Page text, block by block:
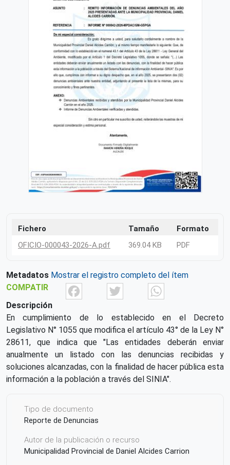
Fichero Tamaño
Formato
OFICIO-000043-2026-A.pdf
369.04 KB PDF
Metadatos Mostrar el registro completo del ítem
COMPATIR
FacebookTwitter
Descripción
En cumplimiento de lo establecido en el Decreto
Legislativo N° 1055 que modifica el artículo 43° de la Ley N°
28611, que indica que "Las entidades deberán enviar
anualmente un listado con las denuncias recibidas y
soluciones alcanzadas, con la finalidad de hacer pública esta
información a la población a través del SINIA".
Tipo de documento
Reporte de Denuncias
Autor de la publicación o recurso
Municipalidad Provincial de Daniel Alcides Carrion